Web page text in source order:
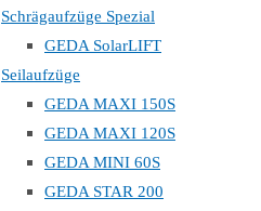
Schrägaufzüge Spezial
GEDA SolarLIFT
Seilaufzüge
GEDA MAXI 150S
GEDA MAXI 120S
GEDA MINI 60S
GEDA STAR 200